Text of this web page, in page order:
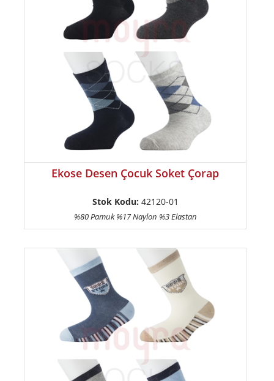
Ekose Desen Çocuk Soket Çorap
Stok Kodu: 42120-01
%80 Pamuk %17 Naylon %3 Elastan